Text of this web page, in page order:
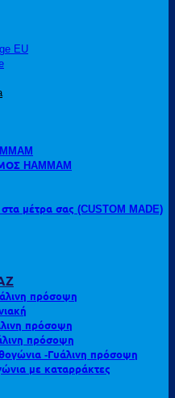
EU
HAMMAM
μέτρα σας (CUSTOM MADE)
πρόσοψη
πρόσοψη
πρόσοψη
-Γυάλινη πρόσοψη
με καταρράκτες